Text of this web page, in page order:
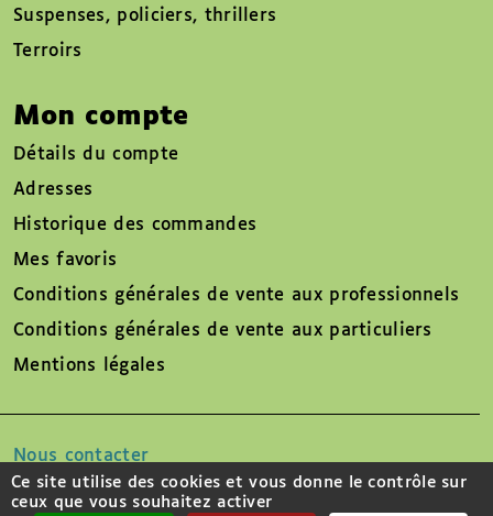
Suspenses, policiers, thrillers
Terroirs
Mon compte
Détails du compte
Adresses
Historique des commandes
Mes favoris
Conditions générales de vente aux professionnels
Conditions générales de vente aux particuliers
Mentions légales
Nous contacter
Ce site utilise des cookies et vous donne le contrôle sur
ceux que vous souhaitez activer